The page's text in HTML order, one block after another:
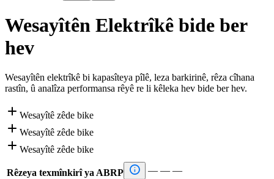
Wesayîtên Elektrîkê bide ber
hev
Wesayîtên elektrîkê bi kapasîteya pîlê, leza barkirinê, rêza cîhana
rastîn, û analîza performansa rêyê re li kêleka hev bide ber hev.
 Wesayîtê zêde bike
 Wesayîtê zêde bike
 Wesayîtê zêde bike
Rêzeya texmînkirî ya ABRP  — — —